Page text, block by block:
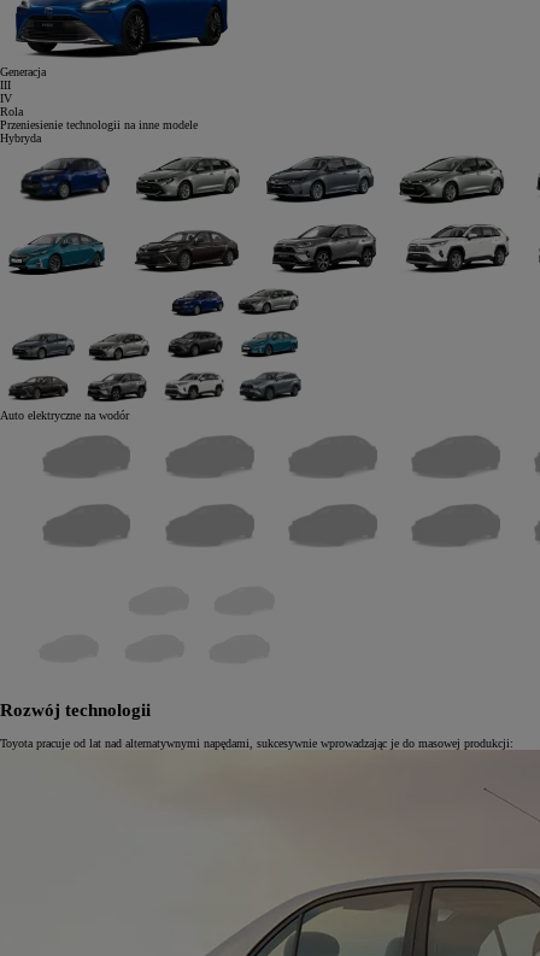
Generacja
III
IV
Rola
Przeniesienie technologii na inne modele
Hybryda
Auto elektryczne na wodór
Rozwój technologii
Toyota pracuje od lat nad alternatywnymi napędami, sukcesywnie wprowadzając je do masowej produkcji: